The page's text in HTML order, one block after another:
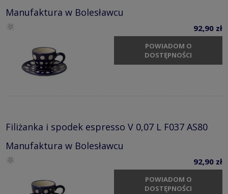
Manufaktura w Bolesławcu
92,90 zł
POWIADOM O
DOSTĘPNOŚCI
Filiżanka i spodek espresso V 0,07 L F037 AS80
Manufaktura w Bolesławcu
92,90 zł
POWIADOM O
DOSTĘPNOŚCI